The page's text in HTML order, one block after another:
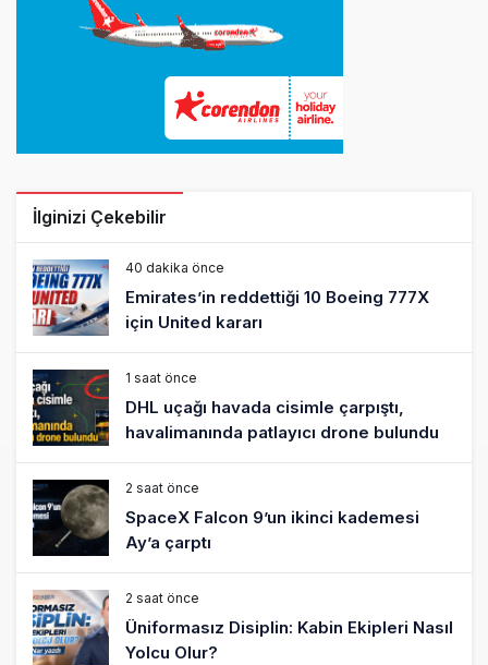
İlginizi Çekebilir
40 dakika önce
Emirates’in reddettiği 10 Boeing 777X
için United kararı
1 saat önce
DHL uçağı havada cisimle çarpıştı,
havalimanında patlayıcı drone bulundu
2 saat önce
SpaceX Falcon 9’un ikinci kademesi
Ay’a çarptı
2 saat önce
Üniformasız Disiplin: Kabin Ekipleri Nasıl
Yolcu Olur?